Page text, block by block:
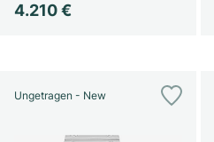
4.210 €
Ungetragen - New